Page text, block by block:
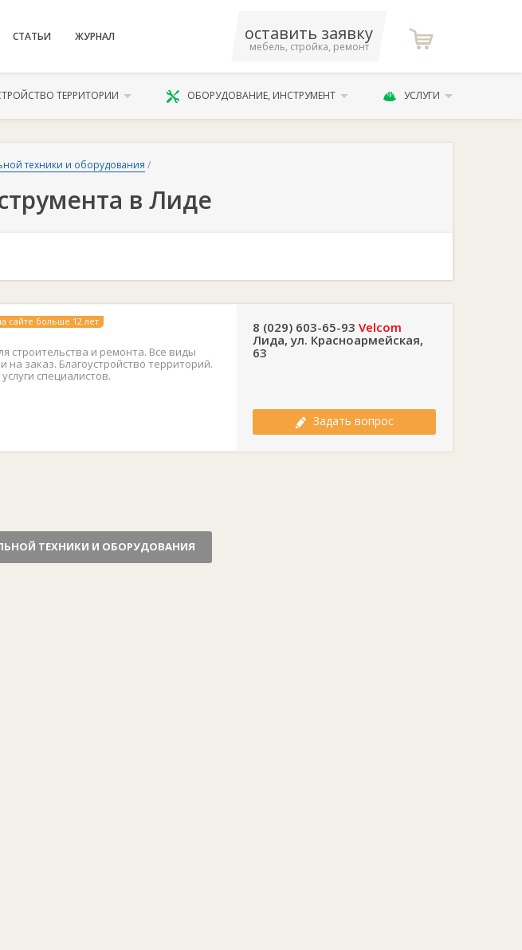
СТАТЬИ ЖУРНАЛ оставить заявку
мебель, стройка, ремонт
ТЕРРИТОРИИ ОБОРУДОВАНИЕ, ИНСТРУМЕНТ УСЛУГИ
техники и оборудования /
в Лиде
сайте больше 12 лет
строительства и ремонта. Все виды
на заказ. Благоустройство территорий.
специалистов.
8 (029) 603-65-93 Velcom
Лида, ул. Красноармейская,
63
Задать вопрос
ТЕХНИКИ И ОБОРУДОВАНИЯ